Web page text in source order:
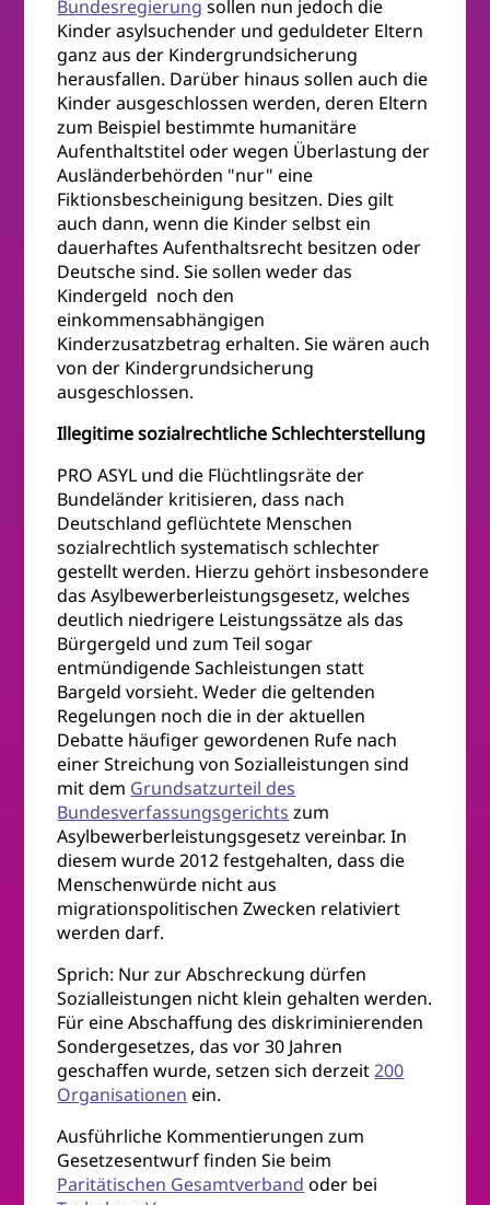
Bundesregierung sollen nun jedoch die
Kinder asylsuchender und geduldeter Eltern
ganz aus der Kindergrundsicherung
herausfallen. Darüber hinaus sollen auch die
Kinder ausgeschlossen werden, deren Eltern
zum Beispiel bestimmte humanitäre
Aufenthaltstitel oder wegen Überlastung der
Ausländerbehörden "nur" eine
Fiktionsbescheinigung besitzen. Dies gilt
auch dann, wenn die Kinder selbst ein
dauerhaftes Aufenthaltsrecht besitzen oder
Deutsche sind. Sie sollen weder das
Kindergeld noch den
einkommensabhängigen
Kinderzusatzbetrag erhalten. Sie wären auch
von der Kindergrundsicherung
ausgeschlossen.
Illegitime sozialrechtliche Schlechterstellung
PRO ASYL und die Flüchtlingsräte der
Bundeländer kritisieren, dass nach
Deutschland geflüchtete Menschen
sozialrechtlich systematisch schlechter
gestellt werden. Hierzu gehört insbesondere
das Asylbewerberleistungsgesetz, welches
deutlich niedrigere Leistungssätze als das
Bürgergeld und zum Teil sogar
entmündigende Sachleistungen statt
Bargeld vorsieht. Weder die geltenden
Regelungen noch die in der aktuellen
Debatte häufiger gewordenen Rufe nach
einer Streichung von Sozialleistungen sind
mit dem Grundsatzurteil des
Bundesverfassungsgerichts zum
Asylbewerberleistungsgesetz vereinbar. In
diesem wurde 2012 festgehalten, dass die
Menschenwürde nicht aus
migrationspolitischen Zwecken relativiert
werden darf.
Sprich: Nur zur Abschreckung dürfen
Sozialleistungen nicht klein gehalten werden.
Für eine Abschaffung des diskriminierenden
Sondergesetzes, das vor 30 Jahren
geschaffen wurde, setzen sich derzeit200
Organisationen ein.
Ausführliche Kommentierungen zum
Gesetzesentwurf finden Sie beim
Paritätischen Gesamtverband oder bei